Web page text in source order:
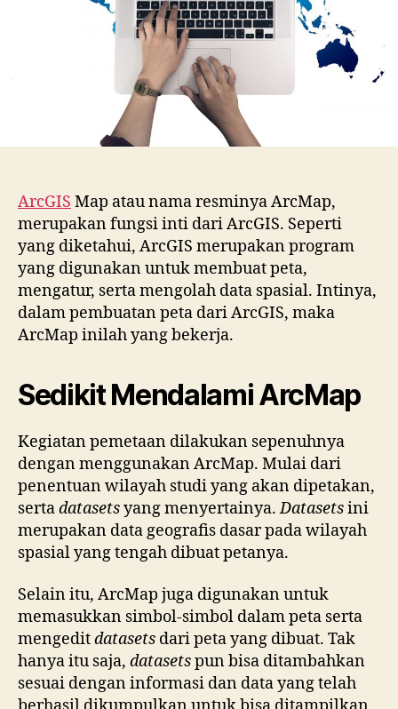
Pemetaan
ArcGIS
ArcGIS Map atau nama resminya ArcMap,
merupakan fungsi inti dari ArcGIS. Seperti
yang diketahui, ArcGIS merupakan program
yang digunakan untuk membuat peta,
mengatur, serta mengolah data spasial. Intinya,
dalam pembuatan peta dari ArcGIS, maka
ArcMap inilah yang bekerja.
Sedikit Mendalami ArcMap
Kegiatan pemetaan dilakukan sepenuhnya
dengan menggunakan ArcMap. Mulai dari
penentuan wilayah studi yang akan dipetakan,
sertadatasetsyang menyertainya.Datasetsini
merupakan data geografis dasar pada wilayah
spasial yang tengah dibuat petanya.
Selain itu, ArcMap juga digunakan untuk
memasukkan simbol-simbol dalam peta serta
mengeditdatasets dari peta yang dibuat. Tak
hanya itu saja, datasetspun bisa ditambahkan
sesuai dengan informasi dan data yang telah